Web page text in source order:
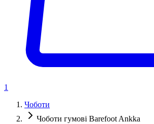
1
Чоботи
Чоботи гумові Barefoot Ankka